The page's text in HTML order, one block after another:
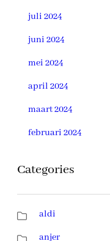
juli 2024
juni 2024
mei 2024
april 2024
maart 2024
februari 2024
Categories
aldi
anjer